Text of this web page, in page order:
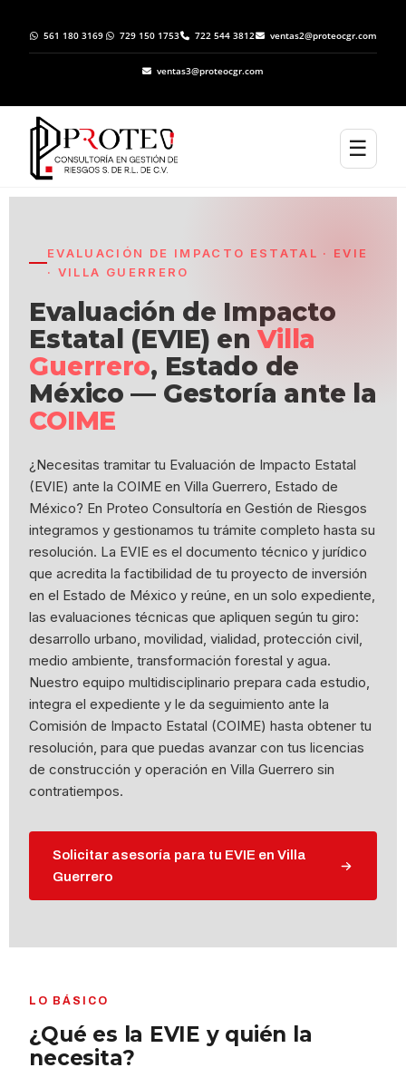
561 180 3169 729 150 1753 722 544 3812 ventas2@proteocgr.com
ventas3@proteocgr.com
☰
EVALUACIÓN DE IMPACTO ESTATAL · EVIE
· VILLA GUERRERO
Evaluación de Impacto
Estatal (EVIE) enVilla
Guerrero, Estado de
México — Gestoría ante la
COIME
¿Necesitas tramitar tu Evaluación de Impacto Estatal
(EVIE) ante la COIME en Villa Guerrero, Estado de
México? En Proteo Consultoría en Gestión de Riesgos
integramos y gestionamos tu trámite completo hasta su
resolución. La EVIE es el documento técnico y jurídico
que acredita la factibilidad de tu proyecto de inversión
en el Estado de México y reúne, en un solo expediente,
las evaluaciones técnicas que apliquen según tu giro:
desarrollo urbano, movilidad, vialidad, protección civil,
medio ambiente, transformación forestal y agua.
Nuestro equipo multidisciplinario prepara cada estudio,
integra el expediente y le da seguimiento ante la
Comisión de Impacto Estatal (COIME) hasta obtener tu
resolución, para que puedas avanzar con tus licencias
de construcción y operación en Villa Guerrero sin
contratiempos.
Solicitar asesoría para tu EVIE en Villa
Guerrero
LO BÁSICO
¿Qué es la EVIE y quién la
necesita?